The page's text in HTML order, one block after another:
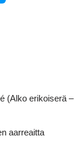
(Alko erikoiserä –
aarreaitta